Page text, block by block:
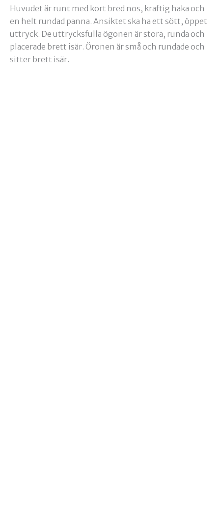
Huvudet är runt med kort bred nos, kraftig haka och
en helt rundad panna. Ansiktet ska ha ett sött, öppet
uttryck. De uttrycksfulla ögonen är stora, runda och
placerade brett isär. Öronen är små och rundade och
sitter brett isär.